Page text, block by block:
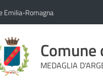
Emilia-Romagna
MEDAGLIA